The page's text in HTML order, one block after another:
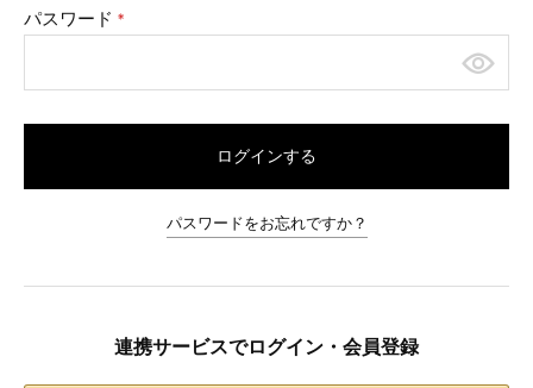
パスワード
(必
ログインする
パスワードをお忘れですか？
連携サービスでログイン・会員登録